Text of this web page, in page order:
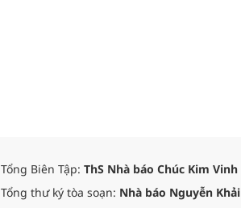
Tổng Biên Tập: ThS Nhà báo Chúc Kim Vinh
Tổng thư ký tòa soạn: Nhà báo Nguyễn Khải